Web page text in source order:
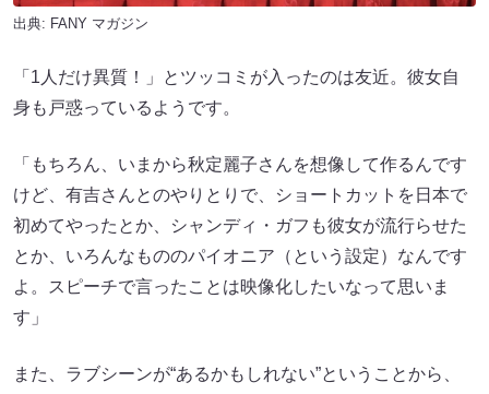
出典: FANY マガジン
「1人だけ異質！」とツッコミが入ったのは友近。彼女自
身も戸惑っているようです。
「もちろん、いまから秋定麗子さんを想像して作るんです
けど、有吉さんとのやりとりで、ショートカットを日本で
初めてやったとか、シャンディ・ガフも彼女が流行らせた
とか、いろんなもののパイオニア（という設定）なんです
よ。スピーチで言ったことは映像化したいなって思いま
す」
また、ラブシーンが“あるかもしれない”ということから、